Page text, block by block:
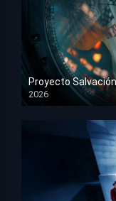
Proyecto
2026
HD 1080p